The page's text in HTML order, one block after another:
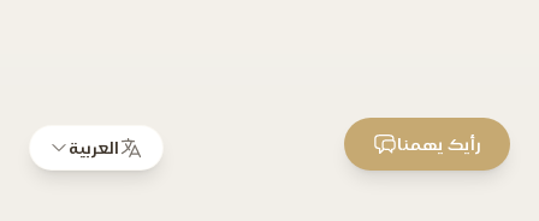
العربية رأيك يهمنا